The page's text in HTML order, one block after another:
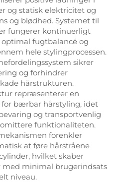
og statisk elektricitet og
og blødhed. Systemet til
fungerer kontinuerligt
optimal fugtbalancé og
hele stylingprocessen.
sikrer
og forhindrer
hårstrukturen.
repræsenterer en
bærbar hårstyling, idet
og transportvenlig
funktionaliteten.
forenkler
at føre hårstråene
hvilket skaber
med minimal brugerindsats
niveau.